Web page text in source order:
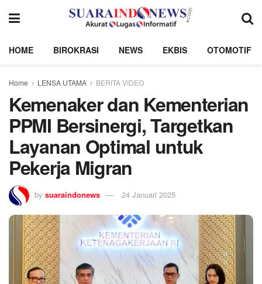
HOME BIROKRASI NEWS EKBIS OTOMOTIF
Home LENSA UTAMA BERITA VIDEO
Kemenaker dan Kementerian
PPMI Bersinergi, Targetkan
Layanan Optimal untuk
Pekerja Migran
by suaraindonews 24 Januari 2025